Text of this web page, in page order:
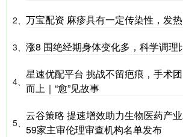
2、 万宝配资 麻疹具有一定传染性，发
3、 涨8 围绝经期身体变化多，科学调理
4、
星速优配平台 挑战不留疤痕，手术
而上｜“愈”见故事
5、
云谷策略 提速增效助力生物医药产
59家主审伦理审查机构名单发布